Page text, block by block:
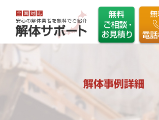
解体事例詳細